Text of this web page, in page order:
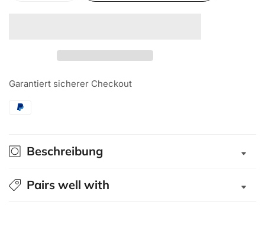
Airlineschiene
Point
Airlineschiene
Zurrplatte
Point
Garantiert sicherer Checkout
Beschreibung
Pairs well with